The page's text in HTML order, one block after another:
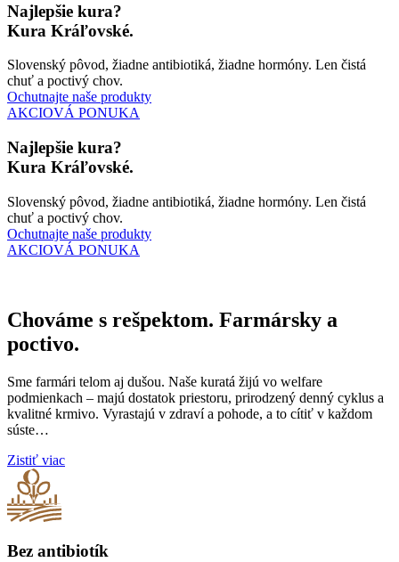
Najlepšie kura?
Kura Kráľovské.
Slovenský pôvod, žiadne antibiotiká, žiadne hormóny. Len čistá
chuť a poctivý chov.
Ochutnajte naše produkty
AKCIOVÁ PONUKA
Najlepšie kura?
Kura Kráľovské.
Slovenský pôvod, žiadne antibiotiká, žiadne hormóny. Len čistá
chuť a poctivý chov.
Ochutnajte naše produkty
AKCIOVÁ PONUKA
Chováme s rešpektom. Farmársky a
poctivo.
Sme farmári telom aj dušou. Naše kuratá žijú vo welfare
podmienkach – majú dostatok priestoru, prirodzený denný cyklus a
kvalitné krmivo. Vyrastajú v zdraví a pohode, a to cítiť v každom
súste…
Zistiť viac
Bez antibiotík